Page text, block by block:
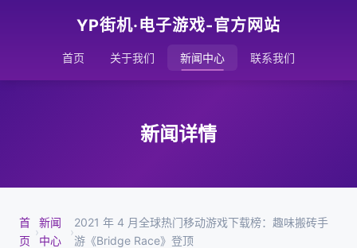
YP街机·电子游戏-官方网站
首页 关于我们 新闻中心 联系我们
新闻详情
首
页
›
新闻
中心
›
2021 年 4 月全球热门移动游戏下载榜：趣味搬砖手
游《Bridge Race》登顶